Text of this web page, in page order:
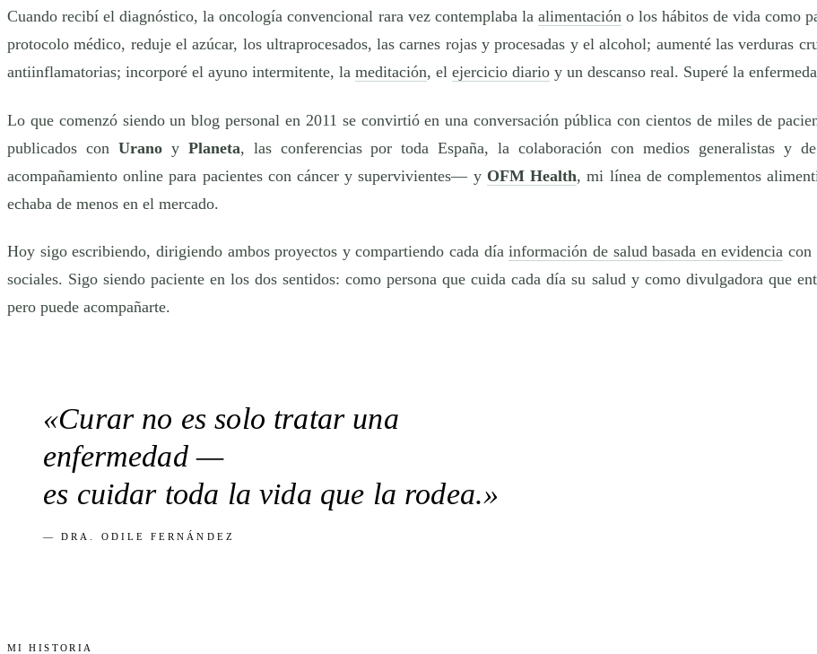
Cuando recibí el diagnóstico, la oncología convencional rara vez contemplaba la alimentacióno los hábitos de vida como
protocolo médico, reduje el azúcar, los ultraprocesados, las carnes rojas y procesadas y el alcohol; aumenté las verduras
antiinflamatorias; incorporé el ayuno intermitente, la meditación, el ejercicio diario y un descanso real. Superé la
Lo que comenzó siendo un blog personal en 2011 se convirtió en una conversación pública con cientos de miles de
publicados con Uranoy Planeta, las conferencias por toda España, la colaboración con medios generalistas y
acompañamiento online para pacientes con cáncer y supervivientes— y OFM Health, mi línea de complementos
echaba de menos en el mercado.
Hoy sigo escribiendo, dirigiendo ambos proyectos y compartiendo cada díainformación de salud basada en evidencia con
sociales. Sigo siendo paciente en los dos sentidos: como persona que cuida cada día su salud y como divulgadora que
pero puede acompañarte.
«Curar no es solo tratar una
enfermedad —
es cuidar toda la vida que la rodea.»
— DRA. ODILE FERNÁNDEZ
MI HISTORIA